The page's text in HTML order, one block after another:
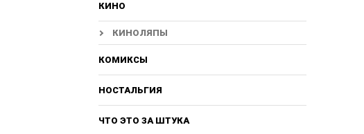
КИНО
КИНОЛЯПЫ
КОМИКСЫ
НОСТАЛЬГИЯ
ЧТО ЭТО ЗА ШТУКА